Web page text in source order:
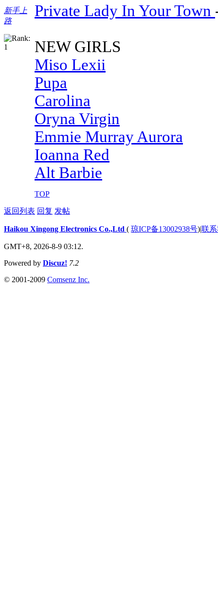
新手上
路
Private Lady In Your Town
NEW GIRLS
Miso Lexii
Pupa
Carolina
Oryna Virgin
Emmie Murray Aurora
Ioanna Red
Alt Barbie
TOP
返回列表 回复 发帖
Haikou Xingong Electronics Co.,Ltd ( 琼ICP备13002938号)|联
GMT+8, 2026-8-9 03:12.
Powered by Discuz! 7.2
© 2001-2009 Comsenz Inc.